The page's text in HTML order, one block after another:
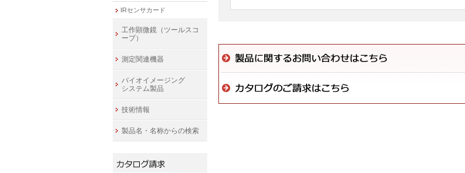
IRセンサカード
工作顕微鏡（ツールスコ
ープ）
測定関連機器
バイオイメージング
システム製品
技術情報
製品名・名称からの検索